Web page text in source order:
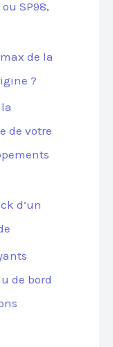
SP98,
de la
?
de votre
d’un
de bord